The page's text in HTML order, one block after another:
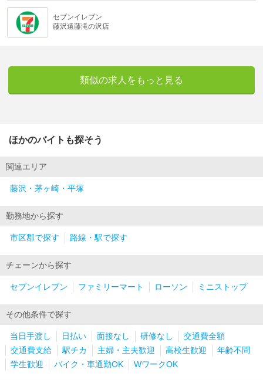
セブンイレブン
藤沢遠藤滝の沢店
類似の求人をもっと見る
ほかのバイトも探そう
関連エリア
藤沢・茅ヶ崎・平塚
勤務地から探す
市区郡で探す 路線・駅で探す
チェーンから探す
セブンイレブン ファミリーマート ローソン ミニストップ
その他条件で探す
当日手渡し 日払い 面接なし 研修なし
交通費全額
交通費支給
駅チカ 主婦・主夫歓迎 高校生歓迎
年齢不問
学生歓迎
バイク・車通勤OK WワークOK